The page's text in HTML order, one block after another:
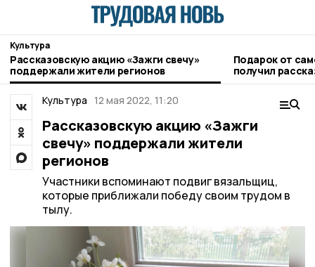
Культура
Рассказовскую акцию «Зажги свечу»
поддержали жители регионов
Подарок от
получил
музей
Культура 12 мая 2022, 11:20
Рассказовскую акцию «Зажги
свечу» поддержали жители
регионов
Участники вспоминают подвиг вязальщиц,
которые приближали победу своим трудом в
тылу.